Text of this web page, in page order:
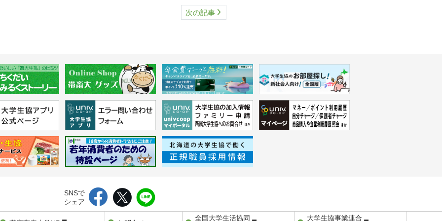
次の記事
SNSで
シェア
全国大学生活協同 大学生協事業連合